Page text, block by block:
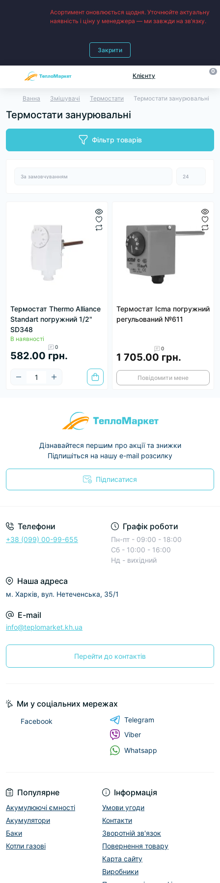
Асортимент оновлюється щодня. Уточнюйте актуальну
наявність і ціну у менеджера — ми завжди на зв’язку.
Закрити
Клієнту
0
Ванна Змішувачі Термостати Термостати занурювальні
Термостати занурювальні
Фільтр товарів
Термостат Thermo Alliance
Standart погружний 1/2"
SD348
В наявності
0
582.00 грн.
Термостат Icma погружний
регульований №611
0
1 705.00 грн.
Повідомити мене
Дізнавайтеся першим про акції та знижки
Підпишіться на нашу e-mail розсилку
Підписатися
Телефони
+38 (099) 00-99-655
Графік роботи
Пн-пт - 09:00 - 18:00
Сб - 10:00 - 16:00
Нд - вихідний
Наша адреса
м. Харків, вул. Нетеченська, 35/1
E-mail
info@teplomarket.kh.ua
Перейти до контактів
Популярне
Акумулюючі ємності
Акумулятори
Баки
Котли газові
Інформація
Умови угоди
Контакти
Зворотній зв'язок
Повернення товару
Карта сайту
Виробники
Ми у соціальних мережах
Facebook
Telegram
Viber
Whatsapp